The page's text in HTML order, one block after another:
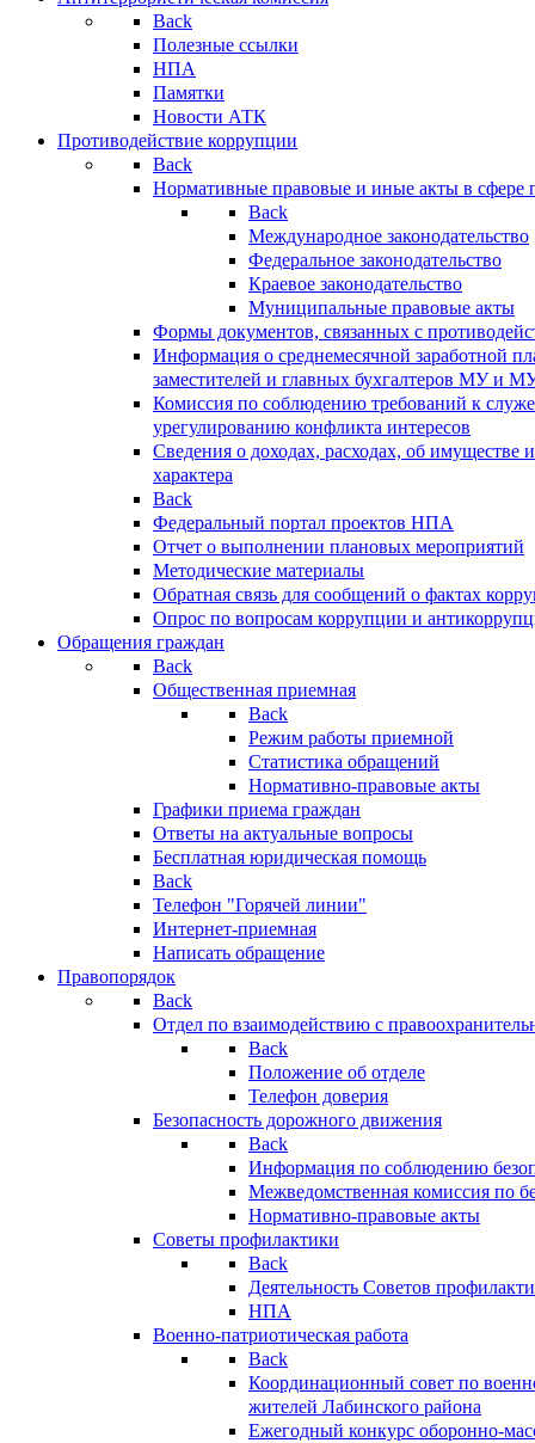
Back
Полезные ссылки
НПА
Памятки
Новости АТК
Противодействие коррупции
Back
Нормативные правовые и иные акты в сфере
Back
Международное законодательство
Федеральное законодательство
Краевое законодательство
Муниципальные правовые акты
Формы документов, связанных с
Информация о среднемесячной заработной
заместителей и главных бухгалтеров МУ и
Комиссия по соблюдению требований к
урегулированию конфликта интересов
Сведения о доходах, расходах, об имуществе
характера
Back
Федеральный портал проектов НПА
Отчет о выполнении плановых мероприятий
Методические материалы
Обратная связь для сообщений о фактах
Опрос по вопросам коррупции и
Обращения граждан
Back
Общественная приемная
Back
Режим работы приемной
Статистика обращений
Нормативно-правовые акты
Графики приема граждан
Ответы на актуальные вопросы
Бесплатная юридическая помощь
Back
Телефон "Горячей линии"
Интернет-приемная
Написать обращение
Правопорядок
Back
Отдел по взаимодействию с
Back
Положение об отделе
Телефон доверия
Безопасность дорожного движения
Back
Информация по соблюдению
Межведомственная комиссия по
Нормативно-правовые акты
Советы профилактики
Back
Деятельность Советов
НПА
Военно-патриотическая работа
Back
Координационный совет по
жителей Лабинского района
Ежегодный конкурс оборонно-